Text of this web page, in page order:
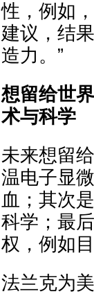
性，例如
建议，结
造力。”
想留给世
术与科学
未来想留
温电子显
血；其次
科学；最
权，例如
法兰克为